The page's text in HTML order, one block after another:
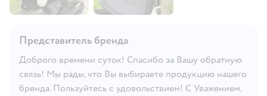
Представитель бренда
Доброго времени суток! Спасибо за Вашу обратную
связь! Мы рады, что Вы выбираете продукцию нашего
бренда. Пользуйтесь с удовольствием! С Уважением,